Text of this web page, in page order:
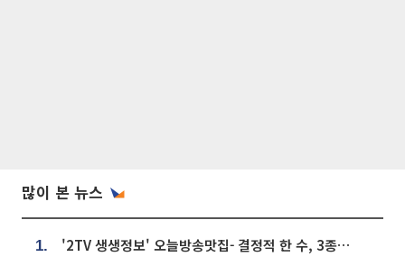
많이 본 뉴스
1. '2TV 생생정보' 오늘방송맛집- 결정적 한 수, 3종 메밀면! 메밀 소바 맛집 '의○○○○'